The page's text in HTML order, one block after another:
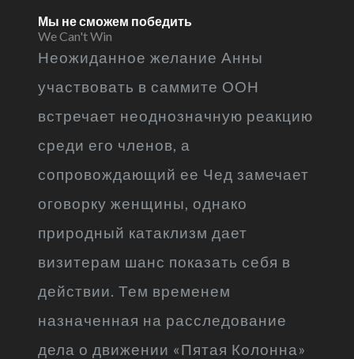
Мы не сможем победить
We Can't Win
Неожиданное желание Анны
участвовать в саммите ООН
встречает неоднозначную реакцию
среди его членов, а
сопровождающий ее Чед замечает
оговорку женщины, однако
природный катаклизм дает
визитерам шанс показать себя в
действии. Тем временем
назначенная на расследование
дела о движении «Пятая Колонна»